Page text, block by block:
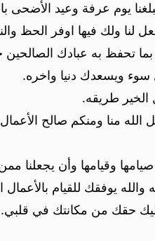
يوم عرفة وعيد الأضحى
لنا ولك فيها اوفر الحظ
به عبادك الصالحين
ويسعدك دنيا واخره.
الخير طريقه.
منا ومنكم صالح
وقيامها وأن يجعلنا
للقيام بالأعمال
حقك من مكانتك في قلبي.